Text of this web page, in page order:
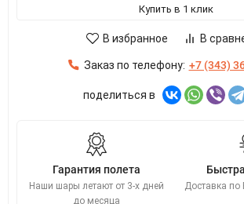
Купить в 1 клик
В избранное В
Заказ по телефону: +7 (343)
поделиться в
Гарантия полета
Наши шары летают от 3-х дней
до месяца
Доставка по